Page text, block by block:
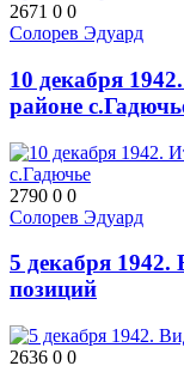
2671 0 0
Солорев Эдуард
10 декабря
районе
2790 0 0
Солорев Эдуард
5 декабря 1942.
позиций
2636 0 0